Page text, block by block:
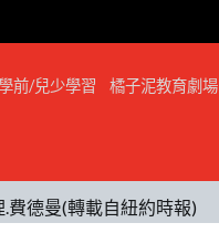
前/兒少學習 橘子泥教育劇場
德曼(轉載自紐約時報)